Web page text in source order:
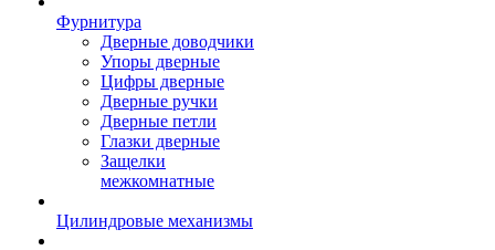
Фурнитура
Дверные доводчики
Упоры дверные
Цифры дверные
Дверные ручки
Дверные петли
Глазки дверные
Защелки
межкомнатные
Цилиндровые механизмы